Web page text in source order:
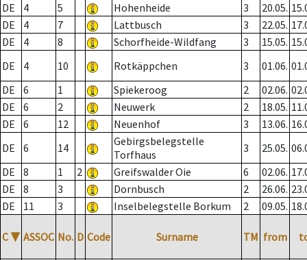
DE
4 5 Hohenheide 3 20.05.
DE
4 7 Lattbusch 3 22.05.
DE
4 8 Schorfheide-Wildfang 3 15.05.
DE
4 10 Rotkäppchen 3 01.06.
DE
6 1 Spiekeroog 2 02.06.
DE
6 2 Neuwerk 2 18.05.
DE
6 12 Neuenhof 3 13.06.
DE
6 14
Gebirgsbelegstelle
Torfhaus
3 25.05.
DE
8 1 2 Greifswalder Oie 6 02.06.
DE
8 3 Dornbusch 2 26.06.
DE
11 3 Inselbelegstelle Borkum 2 09.05.
C ▼ ASSOC No. D Code Surname TM from